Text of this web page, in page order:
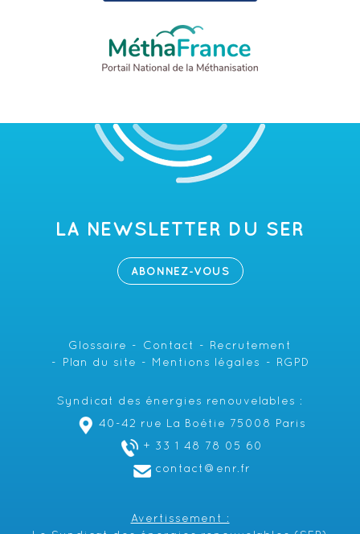
LA NEWSLETTER DU SER
ABONNEZ-VOUS
Glossaire Contact
Recrutement
Plan du site
Mentions légales RGPD
Syndicat des énergies renouvelables :
40-42 rue La Boétie 75008 Paris
+ 33 1 48 78 05 60
contact@enr.fr
Avertissement :